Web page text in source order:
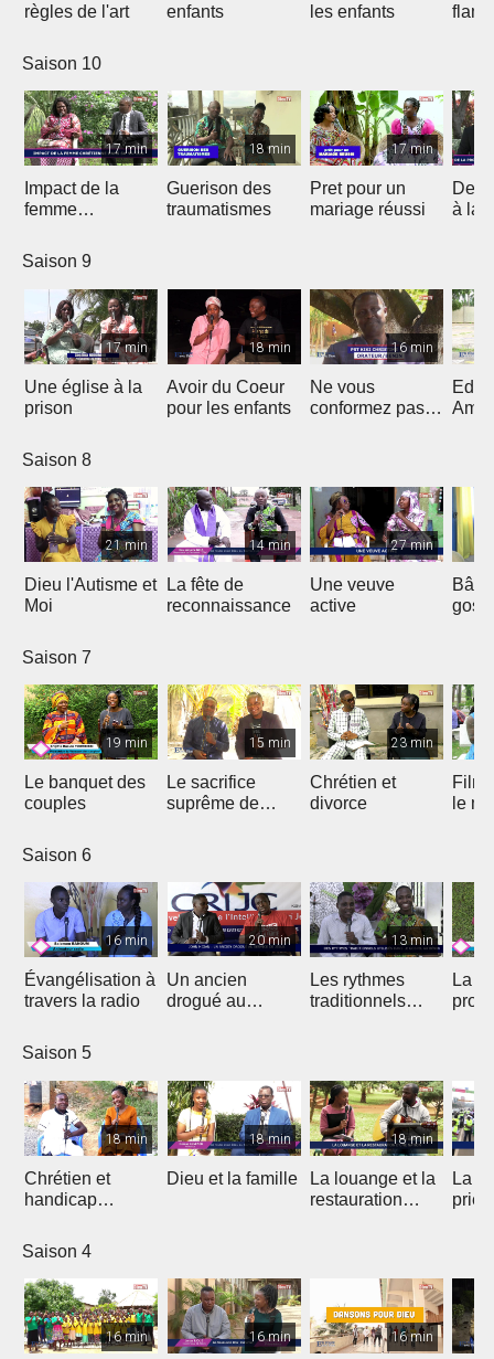
règles de l'art
enfants
les enfants
Saison 10
17 min
Impact de la
femme
sa Nation
18 min
Guerison des
traumatismes
17 min
Pret pour un
mariage réussi
De
à la
Saison 9
17 min
Une église à la
prison
18 min
Avoir du Coeur
pour les enfants
16 min
Ne vous
conformez pas
Saison 8
21 min
Dieu l'Autisme et
Moi
14 min
La fête de
reconnaissance
27 min
Une veuve
active
Bâtir
Saison 7
19 min
Le banquet des
couples
15 min
Le sacrifice
suprême de
23 min
Chrétien et
divorce
Film
le
Saison 6
16 min
Évangélisation à
travers la radio
20 min
Un ancien
drogué au
13 min
Les rythmes
traditionnels
La
Saison 5
18 min
Chrétien et
handicap
18 min
Dieu et la famille
18 min
La louange et la
restauration
La
Saison 4
16 min 16 min 16 min